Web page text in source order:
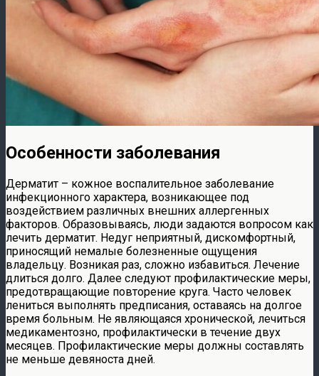
Особенности заболевания
Дерматит – кожное воспалительное заболевание
инфекционного характера, возникающее под
воздействием различных внешних аллергенных
факторов. Образовываясь, люди задаются вопросом как
лечить дерматит. Недуг неприятный, дискомфортный,
приносящий немалые болезненные ощущения
владельцу. Возникая раз, сложно избавиться. Лечение
длиться долго. Далее следуют профилактические меры,
предотвращающие повторение круга. Часто человек
лениться выполнять предписания, оставаясь на долгое
время больным. Не являющаяся хронической, лечиться
медикаментозно, профилактически в течение двух
месяцев. Профилактические меры должны составлять
не меньше девяноста дней.